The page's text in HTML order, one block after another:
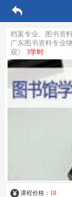
档案专业、图书资
广东图书资料专业
观》 3学时
课程价格： 18